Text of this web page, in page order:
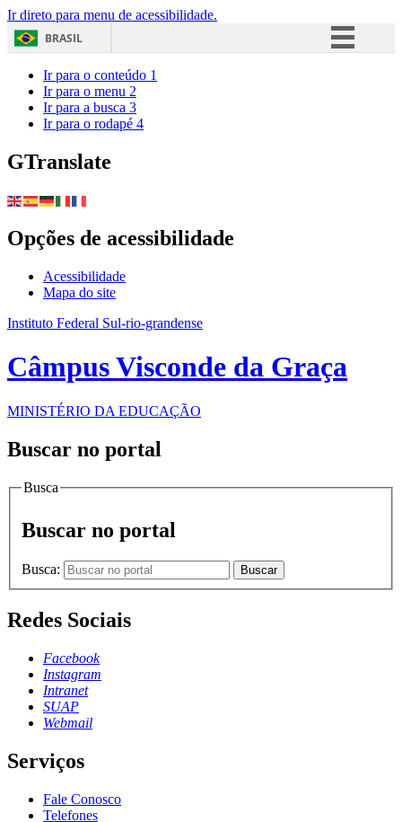
Ir direto para menu de acessibilidade.
BRASIL
Ir para o conteúdo 1
Ir para o menu 2
Ir para a busca 3
Ir para o rodapé 4
GTranslate
Opções de acessibilidade
Acessibilidade
Mapa do site
Instituto Federal Sul-rio-grandense
Câmpus Visconde da Graça
MINISTÉRIO DA EDUCAÇÃO
Buscar no portal
Busca
Buscar no portal
Busca: Buscar
Redes Sociais
Facebook
Instagram
Intranet
SUAP
Webmail
Serviços
Fale Conosco
Telefones